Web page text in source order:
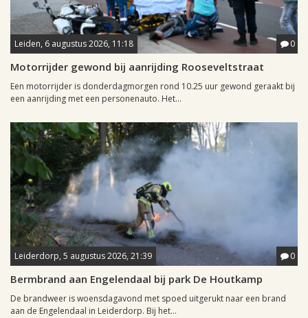
Leiden, 6 augustus 2026, 11:18 0
Motorrijder gewond bij aanrijding Rooseveltstraat
Een motorrijder is donderdagmorgen rond 10.25 uur gewond geraakt bij
een aanrijding met een personenauto. Het...
Leiderdorp, 5 augustus 2026, 21:39 0
Bermbrand aan Engelendaal bij park De Houtkamp
De brandweer is woensdagavond met spoed uitgerukt naar een brand
aan de Engelendaal in Leiderdorp. Bij het...